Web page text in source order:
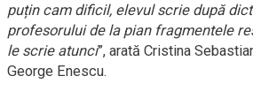
puțin cam dificil, elevul scrie după
profesorului de la pian fragmentele
le scrie atunci”, arată Cristina
George Enescu.